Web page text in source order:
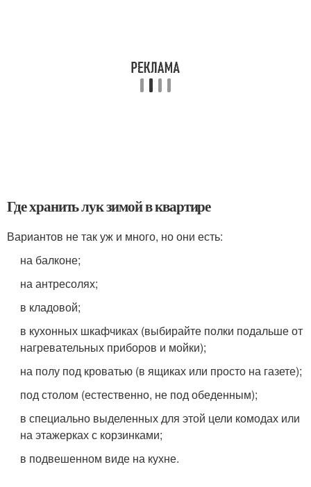
Где хранить лук зимой в квартире
Вариантов не так уж и много, но они есть:
на балконе;
на антресолях;
в кладовой;
в кухонных шкафчиках (выбирайте полки подальше от
нагревательных приборов и мойки);
на полу под кроватью (в ящиках или просто на газете);
под столом (естественно, не под обеденным);
в специально выделенных для этой цели комодах или
на этажерках с корзинками;
в подвешенном виде на кухне.